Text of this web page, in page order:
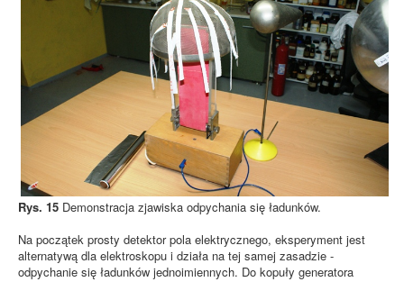
Rys. 15 Demonstracja zjawiska odpychania się ładunków.
Na początek prosty detektor pola elektrycznego, eksperyment jest
alternatywą dla elektroskopu i działa na tej samej zasadzie -
odpychanie się ładunków jednoimiennych. Do kopuły generatora